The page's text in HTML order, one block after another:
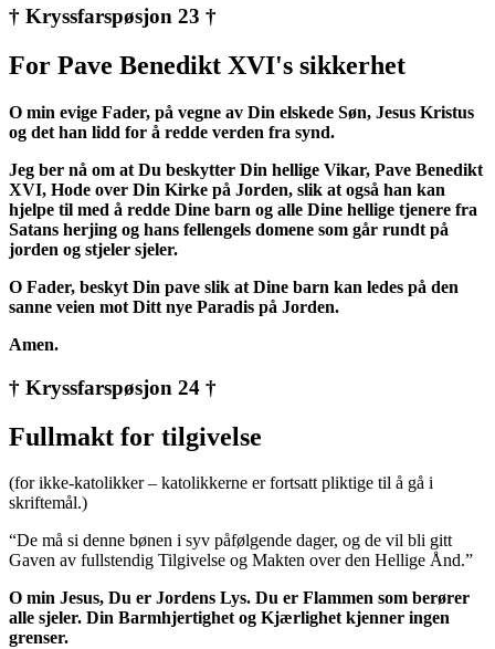
† Kryssfarspøsjon 23 †
For Pave Benedikt XVI's sikkerhet
O min evige Fader, på vegne av Din elskede Søn, Jesus Kristus
og det han lidd for å redde verden fra synd.
Jeg ber nå om at Du beskytter Din hellige Vikar, Pave Benedikt
XVI, Hode over Din Kirke på Jorden, slik at også han kan
hjelpe til med å redde Dine barn og alle Dine hellige tjenere fra
Satans herjing og hans fellengels domene som går rundt på
jorden og stjeler sjeler.
O Fader, beskyt Din pave slik at Dine barn kan ledes på den
sanne veien mot Ditt nye Paradis på Jorden.
Amen.
† Kryssfarspøsjon 24 †
Fullmakt for tilgivelse
(for ikke-katolikker – katolikkerne er fortsatt pliktige til å gå i
skriftemål.)
“De må si denne bønen i syv påfølgende dager, og de vil bli gitt
Gaven av fullstendig Tilgivelse og Makten over den Hellige Ånd.”
O min Jesus, Du er Jordens Lys. Du er Flammen som berører
alle sjeler. Din Barmhjertighet og Kjærlighet kjenner ingen
grenser.